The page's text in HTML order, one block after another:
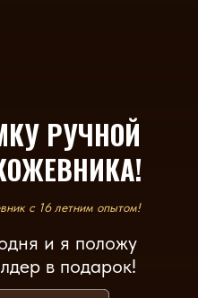
РУЧНОЙ
с 16 летним опытом!
и я положу
в подарок!